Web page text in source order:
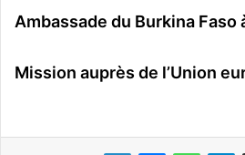
Ambassade du Burkina Faso
Mission auprès de l’Union